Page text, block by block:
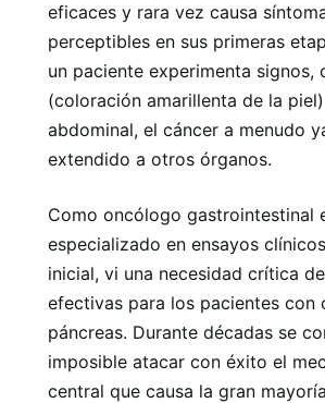
eficaces y rara vez causa
perceptibles en sus primeras
un paciente experimenta signos,
(coloración amarillenta de la
abdominal, el cáncer a menudo
extendido a otros órganos.
Como oncólogo gastrointestinal
especializado en ensayos
inicial, vi una necesidad crítica
efectivas para los pacientes con
páncreas. Durante décadas se
imposible atacar con éxito el
central que causa la gran